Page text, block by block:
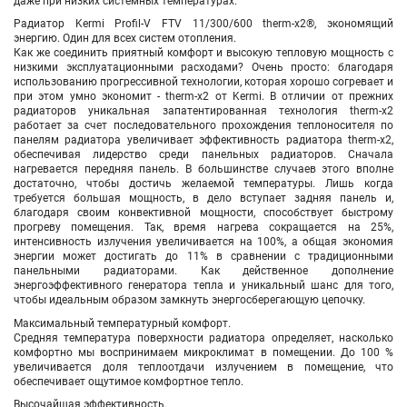
Радиатор
Kermi Profil-V FTV 11/300/600 therm-x2®, экономящий
энергию. Один для всех систем отопления.
Как же соединить приятный комфорт и высокую тепловую мощность с
низкими эксплуатационными расходами? Очень просто: благодаря
использованию прогрессивной технологии, которая хорошо согревает и
при этом умно экономит - therm-x2 от Kermi. В отличии от прежних
радиаторов уникальная запатентированная технология therm-x2
работает за счет последовательного прохождения теплоносителя по
панелям радиатора увеличивает эффективность радиатора therm-x2,
обеспечивая лидерство среди панельных радиаторов. Сначала
нагревается передняя панель. В большинстве случаев этого вполне
достаточно, чтобы достичь желаемой температуры. Лишь когда
требуется большая мощность, в дело вступает задняя панель и,
благодаря своим конвективной мощности, способствует быстрому
прогреву помещения. Так, время нагрева сокращается на 25%,
интенсивность излучения увеличивается на 100%, а общая экономия
энергии может достигать до 11% в сравнении с традиционными
панельными радиаторами. Как действенное дополнение
энергоэффективного генератора тепла и уникальный шанс для того,
чтобы идеальным образом замкнуть энергосберегающую цепочку.
Максимальный температурный комфорт.
Средняя температура поверхности радиатора определяет, насколько
комфортно мы воспринимаем микроклимат в помещении. До 100 %
увеличивается доля теплоотдачи излучением в помещение, что
обеспечивает ощутимое комфортное тепло.